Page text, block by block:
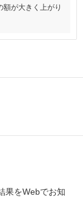
額が大きく上がり
果をWebでお知